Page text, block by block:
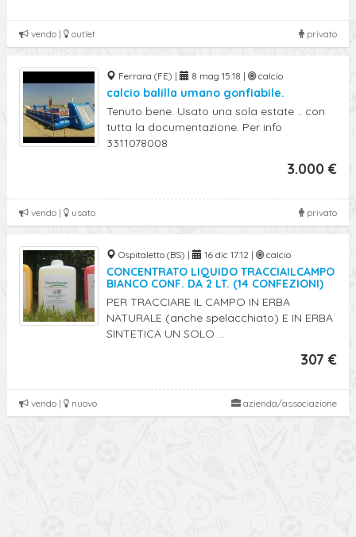
privato
vendo | outlet
Ferrara (FE) | 8 mag 15:18 | calcio
calcio balilla umano gonfiabile.
Tenuto bene. Usato una sola estate .. con
tutta la documentazione. Per info
3311078008
3.000 €
privato
vendo | usato
Ospitaletto (BS) | 16 dic 17:12 | calcio
CONCENTRATO LIQUIDO TRACCIAILCAMPO
BIANCO CONF. DA 2 LT. (14 CONFEZIONI)
PER TRACCIARE IL CAMPO IN ERBA
NATURALE (anche spelacchiato) E IN ERBA
SINTETICA UN SOLO ...
307 €
azienda/associazione
vendo | nuovo